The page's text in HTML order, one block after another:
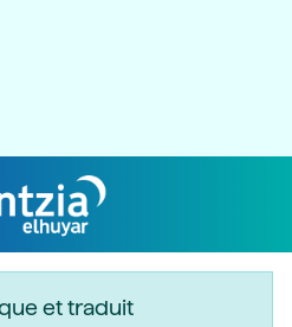
et traduit